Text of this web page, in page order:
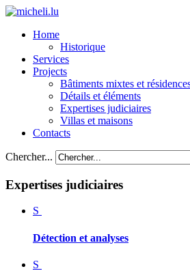
Home
Historique
Services
Projects
Bâtiments mixtes et
Détails et éléments
Expertises judiciaires
Villas et maisons
Contacts
Chercher...
Expertises judiciaires
Détection et analyses